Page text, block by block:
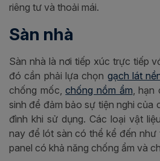
riêng tư và thoải mái.
Sàn nhà
Sàn nhà là nơi tiếp xúc trực tiếp
đó cần phải lựa chọn gạch lát
chống mốc,chống nồm ẩm, hạn
sinh để đảm bảo sự tiện nghi của
đình khi sử dụng. Các loại vật
nay để lót sàn có thể kể đến như
panel có khả năng chống ẩm và